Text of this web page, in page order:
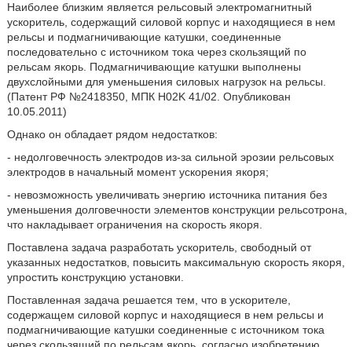
Наиболее близким является рельсовый электромагнитный
ускоритель, содержащий силовой корпус и находящиеся в нем
рельсы и подмагничивающие катушки, соединенные
последовательно с источником тока через скользящий по
рельсам якорь. Подмагничивающие катушки выполнены
двухслойными для уменьшения силовых нагрузок на рельсы.
(Патент РФ №2418350, МПК H02K 41/02. Опубликован
10.05.2011)
Однако он обладает рядом недостатков:
- недолговечность электродов из-за сильной эрозии рельсовых
электродов в начальный момент ускорения якоря;
- невозможность увеличивать энергию источника питания без
уменьшения долговечности элементов конструкции рельсотрона,
что накладывает ограничения на скорость якоря.
Поставлена задача разработать ускоритель, свободный от
указанных недостатков, повысить максимальную скорость якоря,
упростить конструкцию установки.
Поставленная задача решается тем, что в ускорителе,
содержащем силовой корпус и находящиеся в нем рельсы и
подмагничивающие катушки соединенные с источником тока